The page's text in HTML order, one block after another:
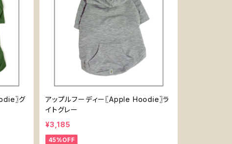
〗グ
アップルフーディー〖Apple Hoodie〗ラ
イトグレー
¥3,185
45%OFF